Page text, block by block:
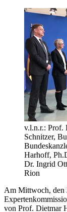
v.l.n.r.: Prof.
Schnitzer,
Harhoff,
Dr. Ingrid
Rion
Am Mittwoch, den
von Prof. Dietmar